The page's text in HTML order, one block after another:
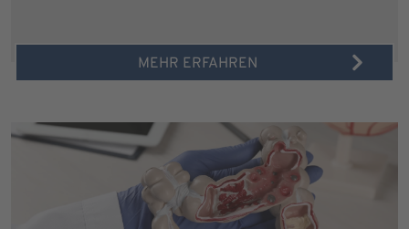
MEHR ERFAHREN